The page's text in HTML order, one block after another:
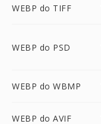
WEBP do TIFF
WEBP do PSD
WEBP do WBMP
WEBP do AVIF